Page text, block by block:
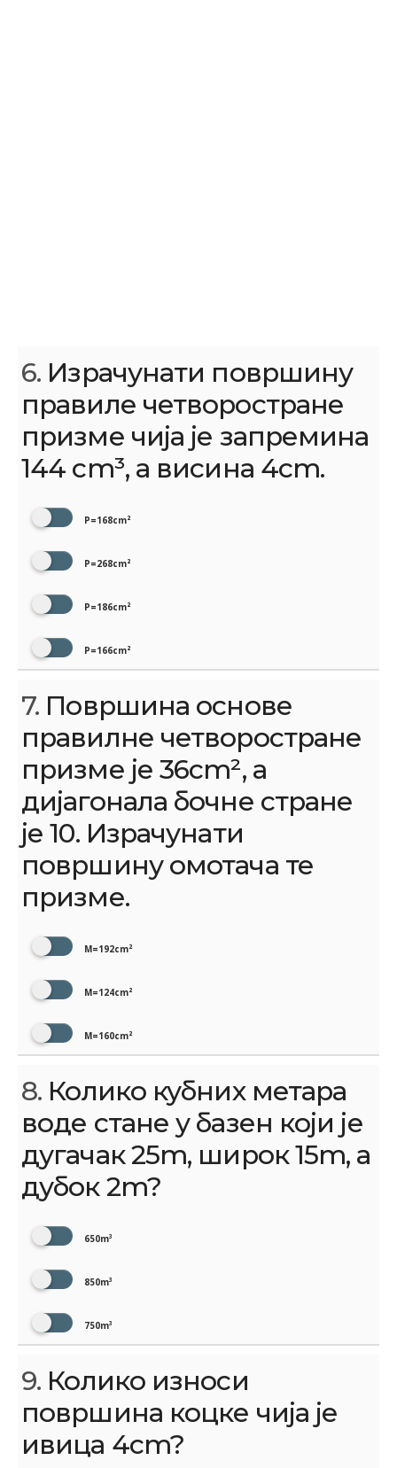
6. Израчунати површину
правиле четворостране
призме чија је запремина
144 cm³, а висина 4cm.
P=168cm²
P=268cm²
P=186cm²
P=166cm²
7. Површина основе
правилне четворостране
призме је 36cm², а
дијагонала бочне стране
је 10. Израчунати
површину омотача те
призме.
М=192cm²
М=124cm²
М=160cm²
8. Колико кубних метара
воде стане у базен који је
дугачак 25m, широк 15m, а
дубок 2m?
650m³
850m³
750m³
9. Колико изнoси
површина коцке чија је
ивица 4cm?